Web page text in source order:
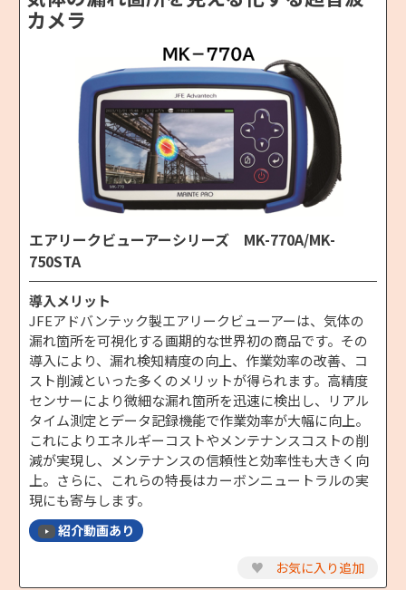
カメラ
エアリークビューアーシリーズ MK-770A/MK-
750STA
導入メリット
JFEアドバンテック製エアリークビューアーは、気体の
漏れ箇所を可視化する画期的な世界初の商品です。その
導入により、漏れ検知精度の向上、作業効率の改善、コ
スト削減といった多くのメリットが得られます。高精度
センサーにより微細な漏れ箇所を迅速に検出し、リアル
タイム測定とデータ記録機能で作業効率が大幅に向上。
これによりエネルギーコストやメンテナンスコストの削
減が実現し、メンテナンスの信頼性と効率性も大きく向
上。さらに、これらの特長はカーボンニュートラルの実
現にも寄与します。
紹介動画あり
♥ お気に入り追加